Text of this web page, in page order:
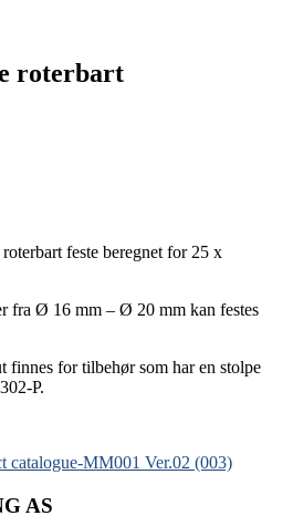
roterbart
feste beregnet for 25 x
fra Ø 16 mm – Ø 20 mm kan festes
finnes for tilbehør som har en stolpe
P.
catalogue-MM001 Ver.02 (003)
AS